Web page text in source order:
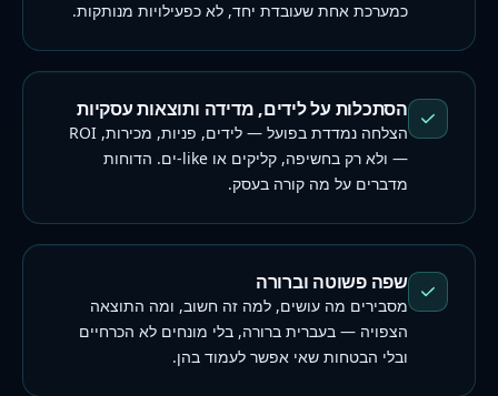
כמערכת אחת שעובדת יחד, לא כפעילויות מנותקות.
הסתכלות על לידים, מדידה ותוצאות עסקיות
הצלחה נמדדת בפועל — לידים, פניות, מכירות, ROI
— ולא רק בחשיפה, קליקים או like-ים. הדוחות
מדברים על מה קורה בעסק.
שפה פשוטה וברורה
מסבירים מה עושים, למה זה חשוב, ומה התוצאה
הצפויה — בעברית ברורה, בלי מונחים לא הכרחיים
ובלי הבטחות שאי אפשר לעמוד בהן.